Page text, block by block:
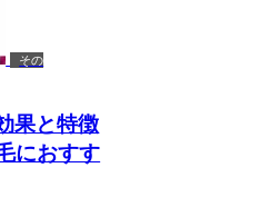
その
果と特徴
におすす